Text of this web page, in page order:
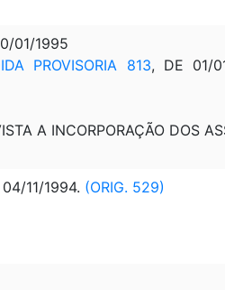
01/1995
PROVISORIA 813, DE 01/
A INCORPORAÇÃO DOS
11/1994. (ORIG. 529)